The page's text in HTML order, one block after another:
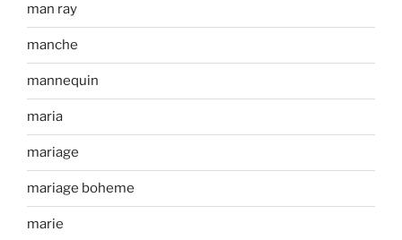
man ray
manche
mannequin
maria
mariage
mariage boheme
marie